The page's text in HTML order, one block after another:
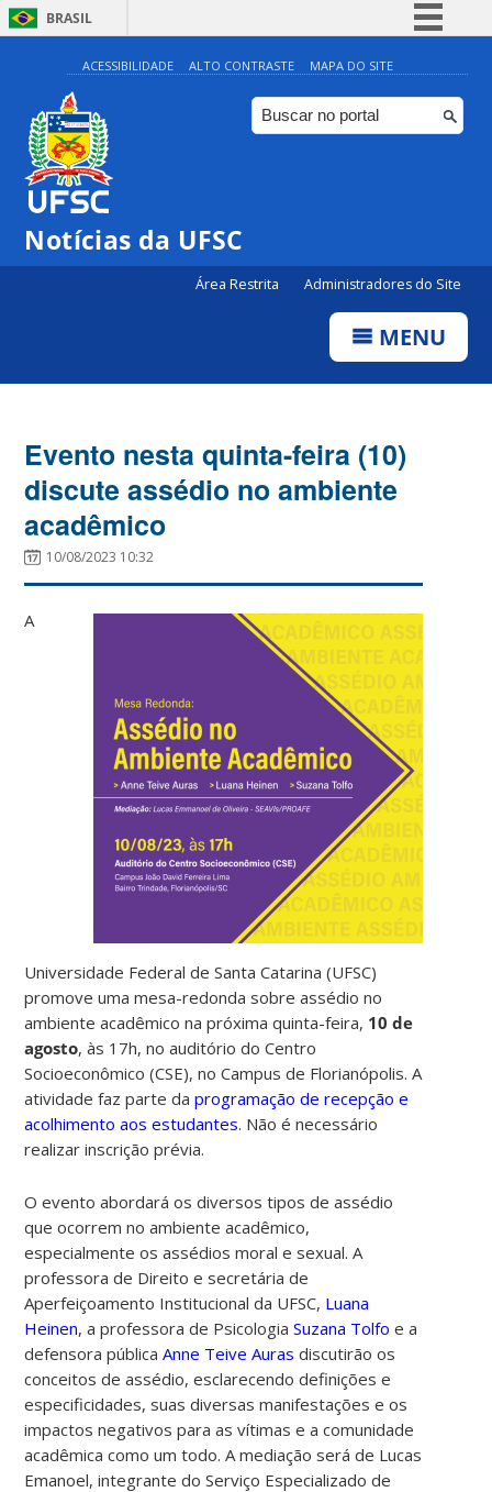
BRASIL
Simplifique!
Comunica BR
Participe
ACESSIBILIDADE ALTO CONTRASTE MAPA DO SITE
Notícias da UFSC
Área Restrita Administradores do Site
MENU
Evento nesta quinta-feira (10)
discute assédio no ambiente
acadêmico
10/08/2023 10:32
A
Universidade Federal de Santa Catarina (UFSC)
promove uma mesa-redonda sobre assédio no
ambiente acadêmico na próxima quinta-feira, 10 de
agosto, às 17h, no auditório do Centro
Socioeconômico (CSE), no Campus de Florianópolis. A
atividade faz parte daprogramação de recepção e
acolhimento aos estudantes. Não é necessário
realizar inscrição prévia.
O evento abordará os diversos tipos de assédio
que ocorrem no ambiente acadêmico,
especialmente os assédios moral e sexual. A
professora de Direito e secretária de
Aperfeiçoamento Institucional da UFSC, Luana
Heinen, a professora de PsicologiaSuzana Tolfo e a
defensora públicaAnne Teive Auras discutirão os
conceitos de assédio, esclarecendo definições e
especificidades, suas diversas manifestações e os
impactos negativos para as vítimas e a comunidade
acadêmica como um todo. A mediação será de Lucas
Emanoel, integrante do Serviço Especializado de